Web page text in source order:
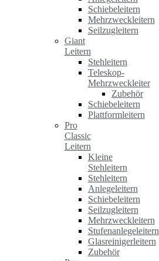
Schiebeleitern
Mehrzweckleitern
Seilzugleitern
Giant
Leitern
Stehleitern
Teleskop-
Mehrzweckleiter
Zubehör
Schiebeleitern
Plattformleitern
Pro
Classic
Leitern
Kleine
Stehleitern
Stehleitern
Anlegeleitern
Schiebeleitern
Seilzugleitern
Mehrzweckleitern
Stufenanlegeleitern
Glasreinigerleitern
Zubehör